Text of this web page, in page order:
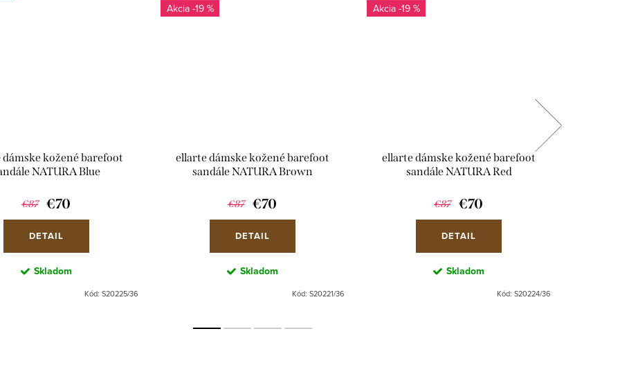
kožené barefoot
NATURA Blue
€87 €70
DETAIL
Skladom
Kód: S20225/36
-19 %
ellarte dámske kožené barefoot
sandále NATURA Brown
€87 €70
DETAIL
Skladom
Kód: S20221/36
-19 %
ellarte dámske kožené barefoot
sandále NATURA Red
€87 €70
DETAIL
Skladom
Kód: S20224/36